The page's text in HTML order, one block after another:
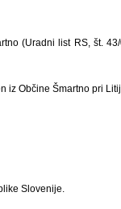
(Uradni list RS, št.
iz Občine Šmartno pri
Slovenije.